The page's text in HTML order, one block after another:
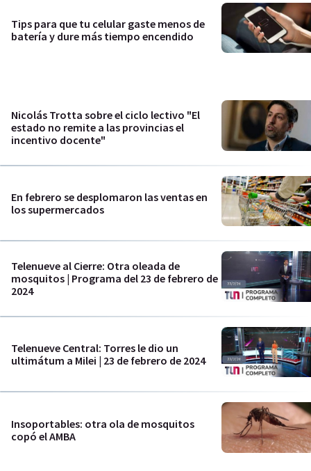
Tips para que tu celular gaste menos de
batería y dure más tiempo encendido
Nicolás Trotta sobre el ciclo lectivo "El
estado no remite a las provincias el
incentivo docente"
En febrero se desplomaron las ventas en
los supermercados
Telenueve al Cierre: Otra oleada de
mosquitos | Programa del 23 de febrero de
2024
Telenueve Central: Torres le dio un
ultimátum a Milei | 23 de febrero de 2024
Insoportables: otra ola de mosquitos
copó el AMBA